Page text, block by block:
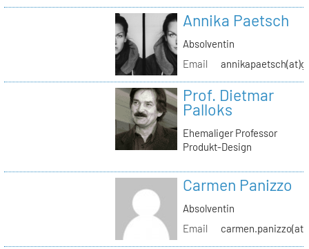
Annika Paetsch
Absolventin
Email
Prof. Dietmar
Palloks
Ehemaliger Professor
Produkt-Design
Carmen Panizzo
Absolventin
Email